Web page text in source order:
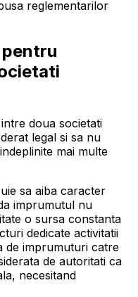
reglementarilor
doua societati
legal si sa nu
mai multe
sa aiba caracter
imprumutul nu
o sursa constanta
dedicate activitatii
de imprumuturi catre
de autoritati ca
necesitand